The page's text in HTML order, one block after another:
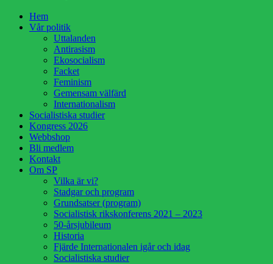
HoppaHem
Vår politik
Uttalanden
Antirasism
Ekosocialism
Facket
Feminism
Gemensam välfärd
Internationalism
Socialistiska studier
Kongress 2026
Webbshop
Bli medlem
Kontakt
Om SP
Vilka är vi?
Stadgar och program
Grundsatser (program)
Socialistisk rikskonferens 2021 – 2023
50-årsjubileum
Historia
Fjärde Internationalen igår och idag
Socialistiska studier